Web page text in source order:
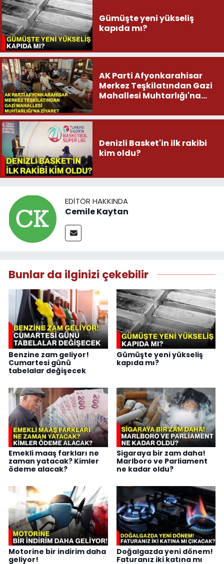
Gümüşte yeni yükseliş
kapıda mı?
AK Parti Afyonkarahisar
Merkez Teşkilatından Gazi
Mahallesi Muhtarlığı'na
Denizli Basket'in ilk rakibi
kim oldu?
EDITÖR HAKKINDA
Cemile Kaytan
Bunlar da ilginizi çekebilir
Benzine zam geliyor!
Cumartesi günü
tabelalar değişecek
Gümüşte yeni yükseliş
kapıda mı?
Emekli maaş farkları ne
zaman yatacak? Kimler
ödeme alacak?
Sigaraya bir zam daha!
Marlboro ve Parliament
ne kadar oldu?
Motorine bir indirim daha
geliyor!
Doğalgazda yeni dönem!
Faturanız iki katına mı